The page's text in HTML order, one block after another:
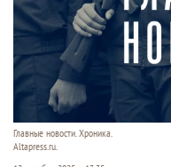
Главные новости. Хроника.
Altapress.ru.